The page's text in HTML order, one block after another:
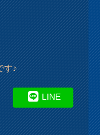
す♪
LINE